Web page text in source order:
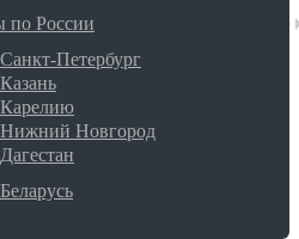
по России
Петербург
Новгород